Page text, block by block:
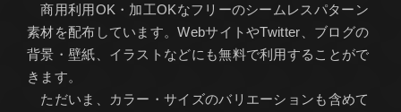
商用利用OK・加工OKなフリーのシームレスパターン
素材を配布しています。WebサイトやTwitter、ブログの
背景・壁紙、イラストなどにも無料で利用することがで
きます。
ただいま、カラー・サイズのバリエーションも含めて